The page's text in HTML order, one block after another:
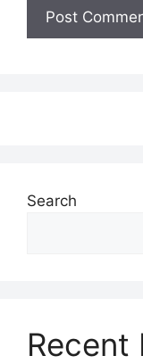
Search
Recent